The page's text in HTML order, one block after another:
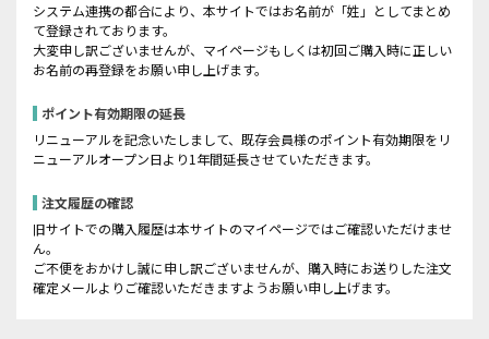
システム連携の都合により、本サイトではお名前が「姓」としてまとめ
て登録されております。
大変申し訳ございませんが、マイページもしくは初回ご購入時に正しい
お名前の再登録をお願い申し上げます。
ポイント有効期限の延長
リニューアルを記念いたしまして、既存会員様のポイント有効期限をリ
ニューアルオープン日より1年間延長させていただきます。
注文履歴の確認
旧サイトでの購入履歴は本サイトのマイページではご確認いただけませ
ん。
ご不便をおかけし誠に申し訳ございませんが、購入時にお送りした注文
確定メールよりご確認いただきますようお願い申し上げます。